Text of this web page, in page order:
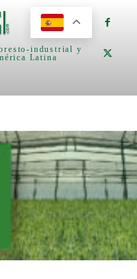
industrial y
Latina